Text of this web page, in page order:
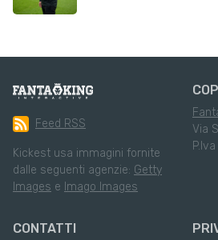
Feed RSS
Kickest usa immagini fornite
dalle seguenti agenzie: Getty
Images e Imago Images
Via
CONTATTI